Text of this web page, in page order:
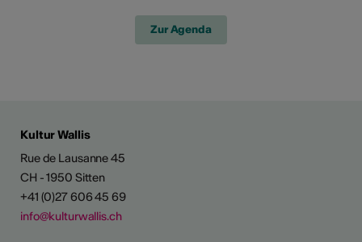
Zur Agenda
Kultur Wallis
Rue de Lausanne 45
CH - 1950 Sitten
+41 (0)27 606 45 69
info@kulturwallis.ch